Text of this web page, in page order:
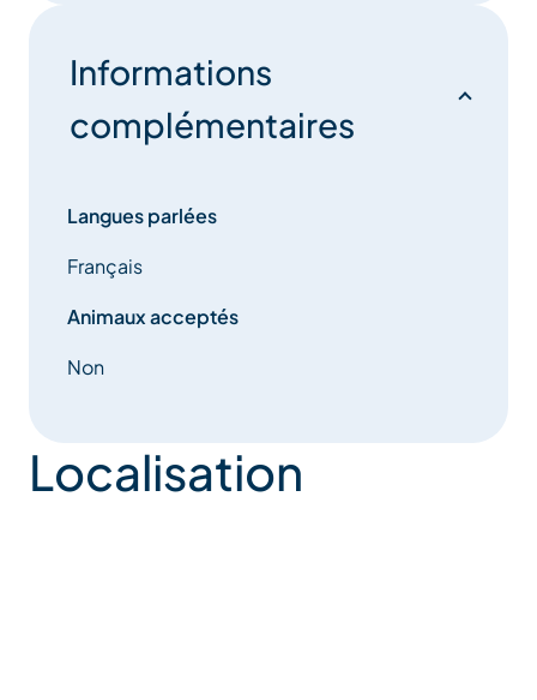
Informations
complémentaires
Langues parlées
Français
Animaux acceptés
Non
Localisation